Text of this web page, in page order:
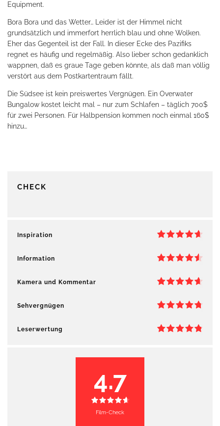
Equipment.
Bora Bora und das Wetter… Leider ist der Himmel nicht
grundsätzlich und immerfort herrlich blau und ohne Wolken.
Eher das Gegenteil ist der Fall. In dieser Ecke des Pazifiks
regnet es häufig und regelmäßig. Also lieber schon gedanklich
wappnen, daß es graue Tage geben könnte, als daß man völlig
verstört aus dem Postkartentraum fällt.
Die Südsee ist kein preiswertes Vergnügen. Ein Overwater
Bungalow kostet leicht mal – nur zum Schlafen – täglich 700$
für zwei Personen. Für Halbpension kommen noch einmal 160$
hinzu…
CHECK
Inspiration
Information
Kamera und Kommentar
Sehvergnügen
Leserwertung
4.7
Film-Check